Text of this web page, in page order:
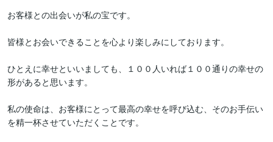
お客様との出会いが私の宝です。
皆様とお会いできることを心より楽しみにしております。
ひとえに幸せといいましても、１００人いれば１００通りの幸せの
形があると思います。
私の使命は、お客様にとって最高の幸せを呼び込む、そのお手伝い
を精一杯させていただくことです。